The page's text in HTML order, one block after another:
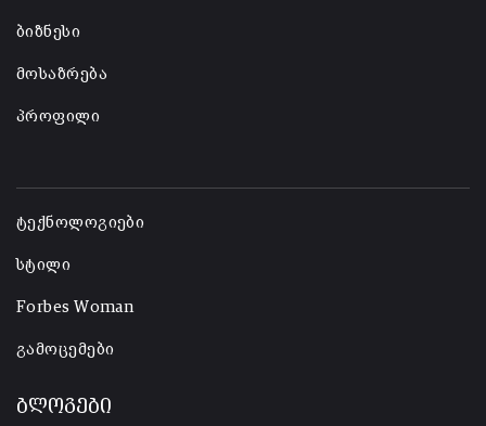
ბიზნესი
მოსაზრება
პროფილი
ტექნოლოგიები
სტილი
Forbes Woman
გამოცემები
ბლოგები